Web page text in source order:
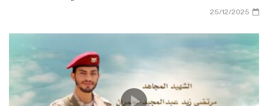
25/12/2025